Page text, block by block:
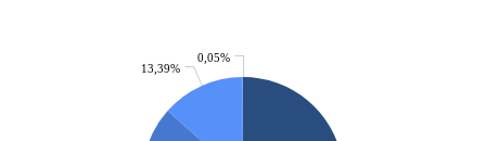
13,39%
0,05%